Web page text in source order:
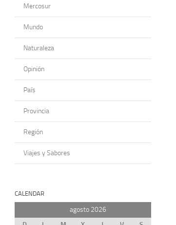
Mercosur
Mundo
Naturaleza
Opinión
País
Provincia
Región
Viajes y Sabores
CALENDAR
agosto 2026